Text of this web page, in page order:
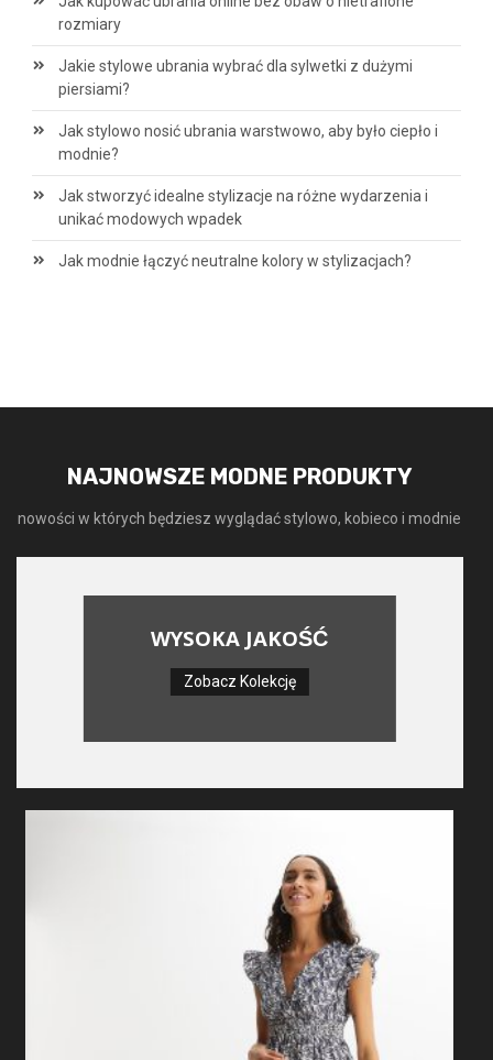
rozmiary
Jakie stylowe ubrania wybrać dla sylwetki z dużymi
piersiami?
Jak stylowo nosić ubrania warstwowo, aby było ciepło i
modnie?
Jak stworzyć idealne stylizacje na różne wydarzenia i
unikać modowych wpadek
Jak modnie łączyć neutralne kolory w stylizacjach?
NAJNOWSZE MODNE PRODUKTY
nowości w których będziesz wyglądać stylowo, kobieco i modnie
WYSOKA JAKOŚĆ
Zobacz Kolekcję